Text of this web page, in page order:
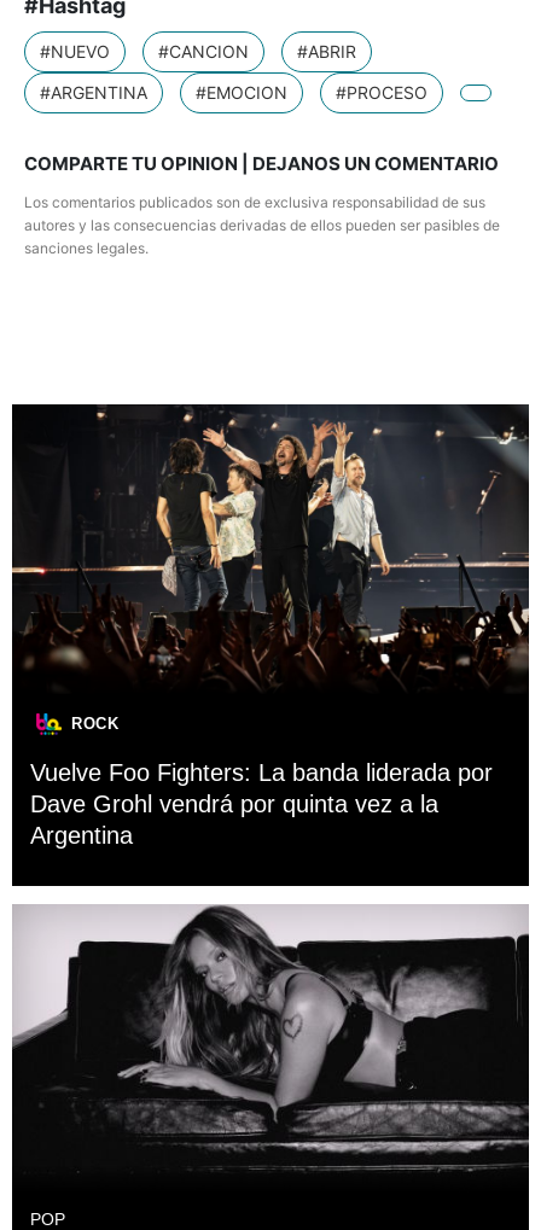
#NUEVO #CANCION
#ABRIR
#ARGENTINA
#EMOCION #PROCESO
COMPARTE TU OPINION | DEJANOS UN COMENTARIO
Los comentarios publicados son de exclusiva responsabilidad de sus
autores y las consecuencias derivadas de ellos pueden ser pasibles de
sanciones legales.
ROCK
Vuelve Foo Fighters: La banda liderada por
Dave Grohl vendrá por quinta vez a la
Argentina
POP